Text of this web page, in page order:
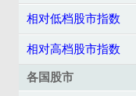
相对低档股市指数
相对高档股市指数
各国股市